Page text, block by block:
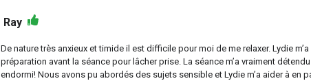
Ray
De nature très anxieux et timide il est difficile pour moi de me relaxer. Lydie
préparation avant la séance pour lâcher prise. La séance m’a vraiment
endormi! Nous avons pu abordés des sujets sensible et Lydie m’a aider à en